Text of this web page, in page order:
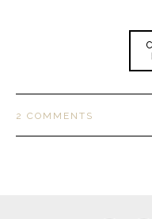
2 COMMENTS